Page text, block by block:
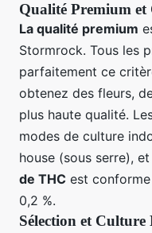
Qualité Premium
La qualité premium
Stormrock. Tous les
parfaitement ce
obtenez des fleurs,
plus haute qualité.
modes de culture
house (sous serre),
de THC est
0,2 %.
Sélection et Culture